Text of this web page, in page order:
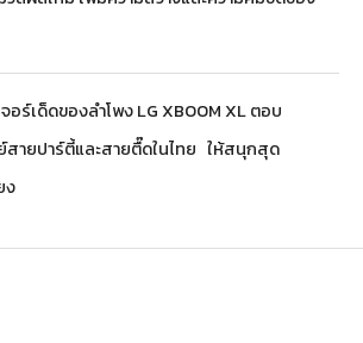
อร์เด็ดของลำโพง LG XBOOM XL ตอบ
สายปาร์ตี้และสายตื๊ดในไทย ให้สนุกสุด
ง